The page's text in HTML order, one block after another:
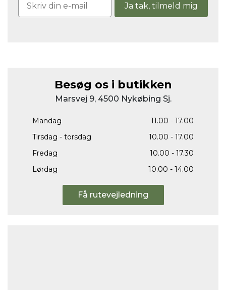
Ja tak, tilmeld mig
Besøg os i butikken
Marsvej 9, 4500 Nykøbing Sj.
Mandag
11.00 - 17.00
Tirsdag - torsdag
10.00 - 17.00
Fredag
10.00 - 17.30
Lørdag
10.00 - 14.00
Få rutevejledning